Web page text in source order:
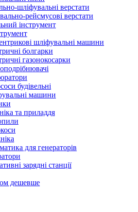
шліфувальні верстати
рейсмусові верстати
інструмент
шліфувальні машини
болгарки
газонокосарки
будівельні
машини
та приладдя
для генераторів
зарядні станції
дешевше